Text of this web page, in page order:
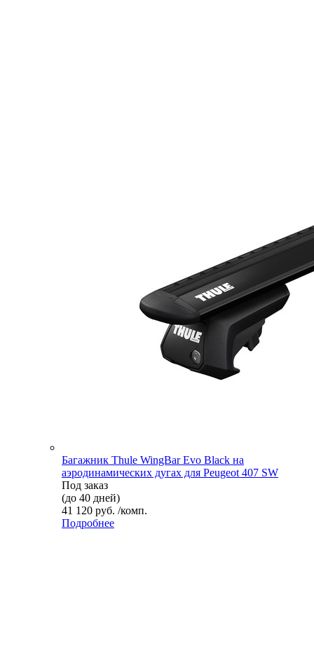
Багажник Thule WingBar Evo Black на
аэродинамических дугах для Peugeot 407 SW
Под заказ
(до 40 дней)
41 120 руб. /комп.
Подробнее